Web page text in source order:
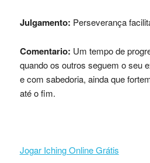
Julgamento: Perseverança
Comentario: Um tempo de
quando os outros seguem o seu
e com sabedoria, ainda que
até o fim.
Jogar Iching Online Grátis